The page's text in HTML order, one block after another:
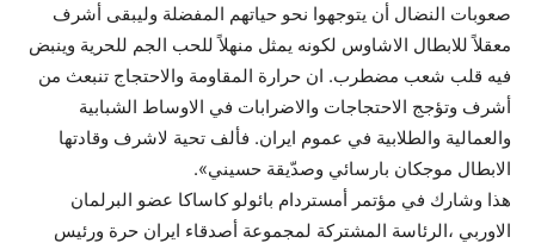
صعوبات النضال أن يتوجهوا نحو حياتهم المفضلة وليبقى أشرف
معقلاً للابطال الاشاوس لكونه يمثل منهلاً للحب الجم للحرية وينبض
فيه قلب شعب مضطرب. ان حرارة المقاومة والاحتجاج تنبعث من
أشرف وتؤجج الاحتجاجات والاضرابات في الاوساط الشبابية
والعمالية والطلابية في عموم ايران. فألف تحية لاشرف وقادتها
الابطال موجكان بارسائي وصدّيقة حسيني».
هذا وشارك في مؤتمر أمستردام بائولو كاساكا عضو البرلمان
الاوربي ،الرئاسة المشتركة لمجموعة أصدقاء ايران حرة ورئيس